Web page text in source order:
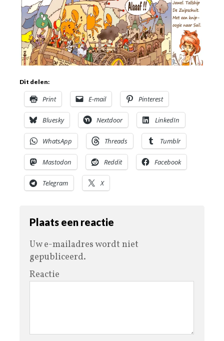
Dit delen:
Print E-mail Pinterest
Bluesky Nextdoor LinkedIn
WhatsApp Threads Tumblr
Mastodon Reddit Facebook
Telegram X
Plaats een reactie
Uw e-mailadres wordt niet
gepubliceerd.
Reactie